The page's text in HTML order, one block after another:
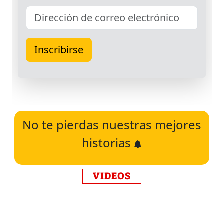
No te pierdas nuestras mejores
historias
VIDEOS